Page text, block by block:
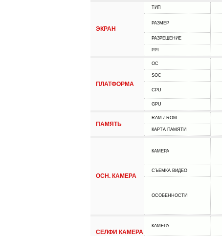
ЭКРАН
ТИП
РАЗМЕР
РАЗРЕШЕНИЕ
PPI
ПЛАТФОРМА
ОС
SOC
CPU
GPU
ПАМЯТЬ
RAM / ROM
КАРТА ПАМЯТИ
ОСН. КАМЕРА
КАМЕРА
СЪЕМКА ВИДЕО
ОСОБЕННОСТИ
СЕЛФИ КАМЕРА
КАМЕРА